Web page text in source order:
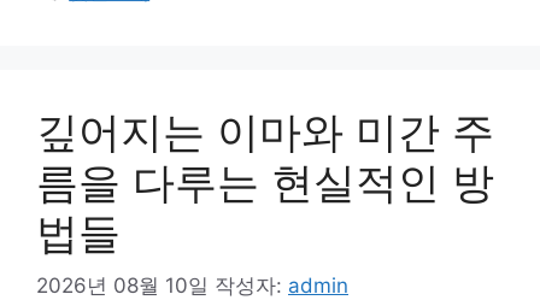
깊어지는 이마와 미간 주
름을 다루는 현실적인 방
법들
2026년 08월 10일 작성자: admin